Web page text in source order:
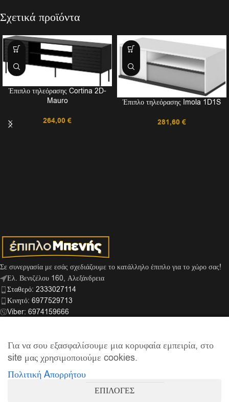
Σχετικά προϊόντα
Έπιπλο τηλεόρασης Cortina 2D-
Mauro
264,00 €
Έπιπλο τηλεόρασης Imola 1D1S
281,60 €
Σε συνεργασία με εσάς σχεδιάζουμε το κατάλληλο έπιπλο για το χώρο σας!
Ελ. Βενιζέλου 160, Αλεξάνδρεια
Σταθερό: 2333027114
Κινητό: 6977529713
Viber: 6974159666
ΣΎΝΔΕΣΜΟΙ
ΠΛΗΡΟΦΟΡΊΕΣ
Έπιπλο Μπενής| Supported by
Για να σου εξασφαλίσουμε μια κορυφαία εμπειρία, στο
site μας χρησιμοποιούμε cookies.
Πολιτική Aπορρήτου
ΕΠΙΛΟΓΕΣ